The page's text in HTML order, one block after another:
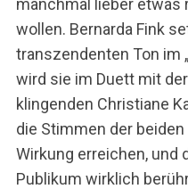
wollen. Bernarda Fink
transzendenten Ton im
wird sie im Duett mit
klingenden Christiane
die Stimmen der
Wirkung erreichen, und
Publikum wirklich